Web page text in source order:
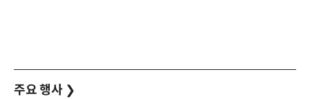
주요 행사 ❯